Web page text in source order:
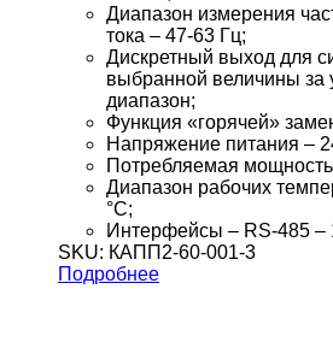
Диапазон измерения
тока – 47-63 Гц;
Дискретный выход для
выбранной величины за
диапазон;
Функция «горячей»
Напряжение питания –
Потребляемая
Диапазон рабочих
°С;
Интерфейсы – RS-485 –
SKU: КАПП2-60-001-3
Подробнее